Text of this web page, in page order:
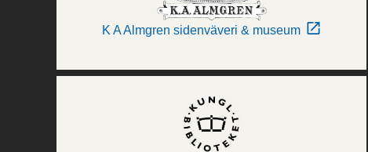
K A Almgren sidenväveri & museum